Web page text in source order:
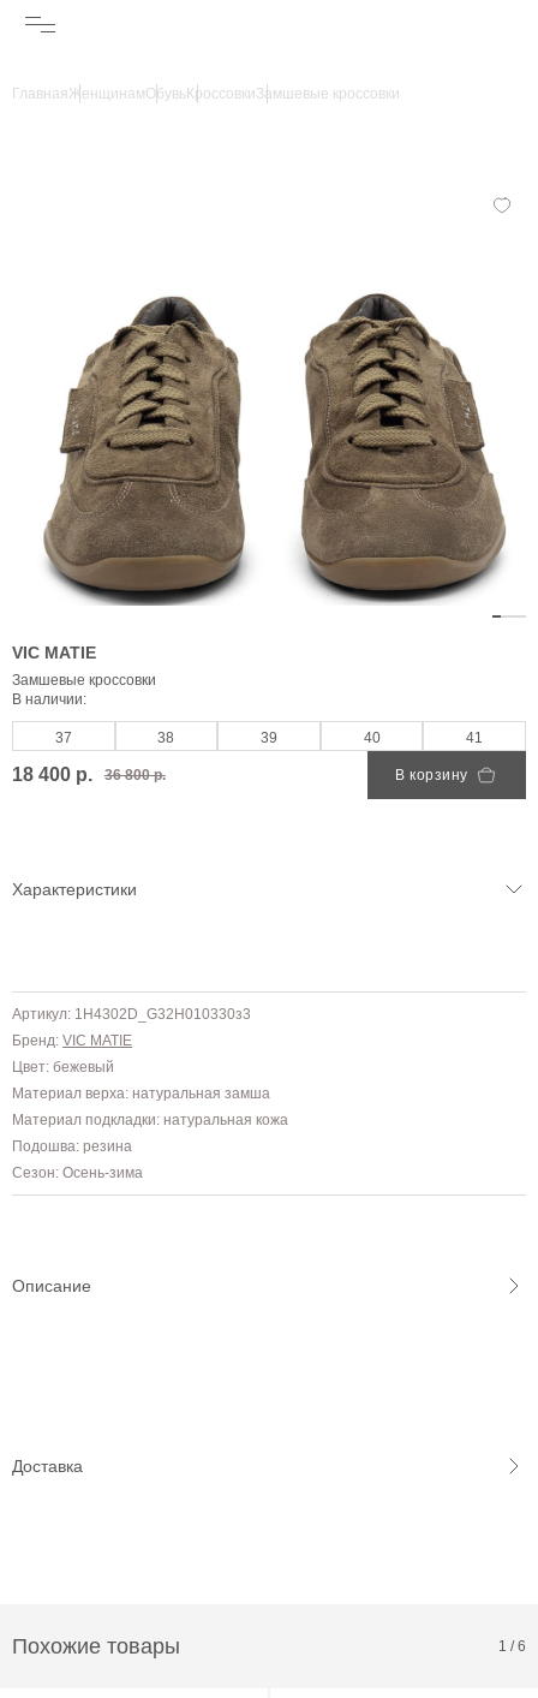
ГлавнаяЖенщинамОбувьКроссовкиЗамшевые кроссовки
VIC MATIE
Замшевые кроссовки
В наличии:
37 38 39 40 41
18 400 р. 36 800 р. В корзину
Характеристики
Артикул: 1H4302D_G32H010330з3
Бренд: VIC MATIE
Цвет: бежевый
Материал верха: натуральная замша
Материал подкладки: натуральная кожа
Подошва: резина
Сезон: Осень-зима
Описание
Доставка
Похожие товары 1 /6